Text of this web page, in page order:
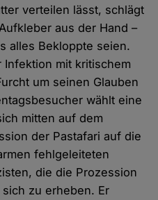
verteilen lässt, schlägt
aus der Hand –
alles Bekloppte seien.
mit kritischem
um seinen Glauben
wählt eine
mitten auf dem
der Pastafari auf die
fehlgeleiteten
die die Prozession
zu erheben. Er